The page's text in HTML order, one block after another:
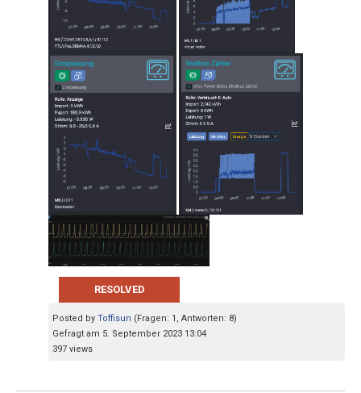
RESOLVED
Posted by Toffisun (Fragen: 1, Antworten: 8)
Gefragt am 5. September 2023 13:04
397 views